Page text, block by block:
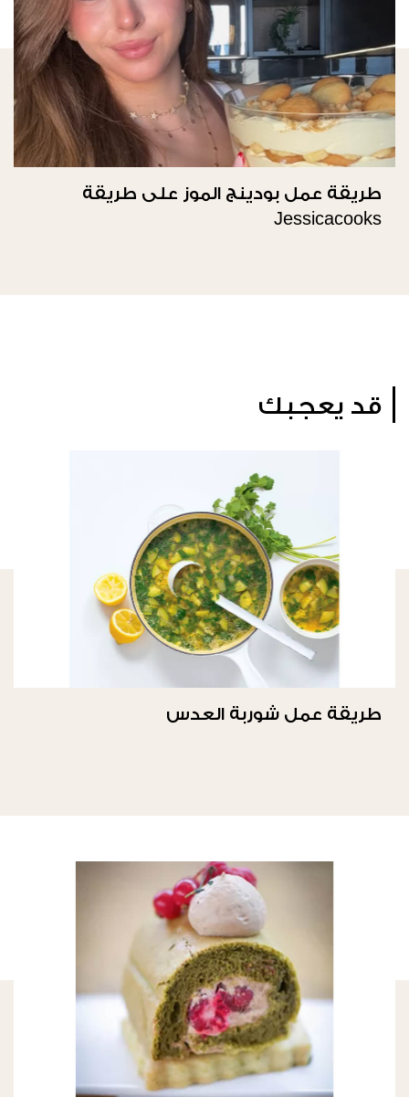
طريقة عمل بودينج الموز على طريقة
Jessicacooks
قد يعجبك
طريقة عمل شوربة العدس